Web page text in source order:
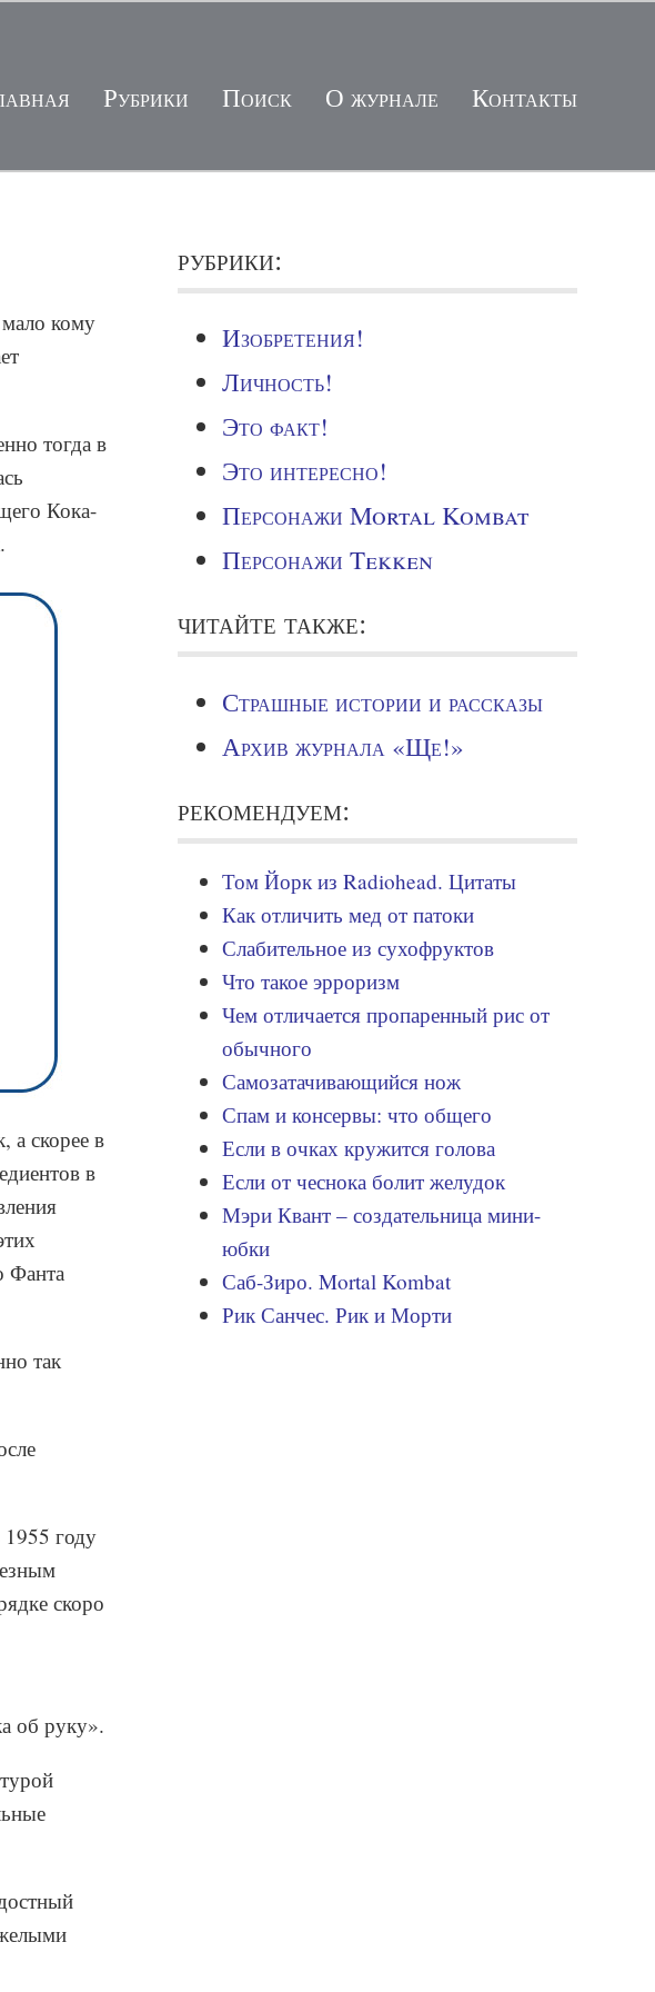
Рубрики Поиск О журнале Контакты
кому
тогда в
Кока-
а скорее в
в
Фанта
так
году
скоро
об руку».
рубрики:
Изобретения!
Личность!
Это факт!
Это интересно!
Персонажи Mortal Kombat
Персонажи Tekken
читайте также:
Страшные истории и рассказы
Архив журнала «Ще!»
рекомендуем:
Том Йорк из Radiohead. Цитаты
Как отличить мед от патоки
Слабительное из сухофруктов
Что такое эрроризм
Чем отличается пропаренный рис от
обычного
Самозатачивающийся нож
Спам и консервы: что общего
Если в очках кружится голова
Если от чеснока болит желудок
Мэри Квант – создательница мини-
юбки
Саб-Зиро. Mortal Kombat
Рик Санчес. Рик и Морти